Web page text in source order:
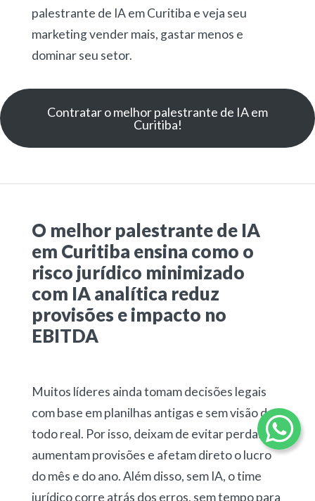
palestrante de IA em Curitiba e veja seu
marketing vender mais, gastar menos e
dominar seu setor.
Contratar o melhor palestrante de IA em
Curitiba!
O melhor palestrante de IA
em Curitiba ensina como o
risco jurídico minimizado
com IA analítica reduz
provisões e impacto no
EBITDA
Muitos líderes ainda tomam decisões legais
com base em planilhas antigas e sem visão do
todo real. Por isso, deixam de evitar perdas,
aumentam provisões e afetam direto o lucro
do mês e do ano. Além disso, sem IA, o time
jurídico corre atrás dos erros, sem tempo para